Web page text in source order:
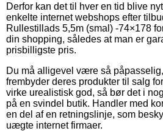
Derfor kan det til hver en tid blive
enkelte internet webshops efter
Rullestillads 5,5m (smal) -74×178
din shopping, således at man er
prisbilligste pris.
Du må alligevel være så
frembyder deres produkter til salg
virke urealistisk god, så bør det i
på en svindel butik. Handler med
en del af en retningslinje, som
uægte internet firmaer.